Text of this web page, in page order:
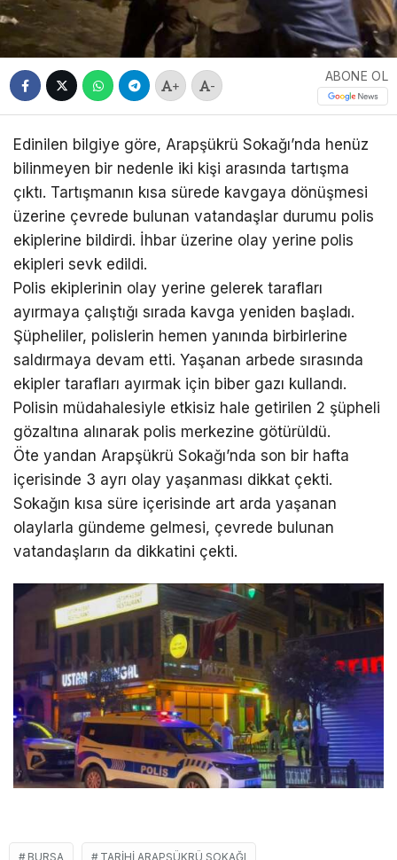
+ -
ABONE OL
Edinilen bilgiye göre, Arapşükrü Sokağı’nda henüz
bilinmeyen bir nedenle iki kişi arasında tartışma
çıktı. Tartışmanın kısa sürede kavgaya dönüşmesi
üzerine çevrede bulunan vatandaşlar durumu polis
ekiplerine bildirdi. İhbar üzerine olay yerine polis
ekipleri sevk edildi.
Polis ekiplerinin olay yerine gelerek tarafları
ayırmaya çalıştığı sırada kavga yeniden başladı.
Şüpheliler, polislerin hemen yanında birbirlerine
saldırmaya devam etti. Yaşanan arbede sırasında
ekipler tarafları ayırmak için biber gazı kullandı.
Polisin müdahalesiyle etkisiz hale getirilen 2 şüpheli
gözaltına alınarak polis merkezine götürüldü.
Öte yandan Arapşükrü Sokağı’nda son bir hafta
içerisinde 3 ayrı olay yaşanması dikkat çekti.
Sokağın kısa süre içerisinde art arda yaşanan
olaylarla gündeme gelmesi, çevrede bulunan
vatandaşların da dikkatini çekti.
BURSA TARIHI ARAPŞÜKRÜ SOKAĞI